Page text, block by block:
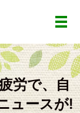
メ
労で、自
ュースが!